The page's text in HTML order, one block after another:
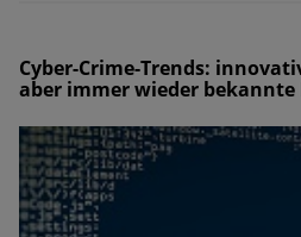
Cyber-Crime-Trends:
aber immer wieder